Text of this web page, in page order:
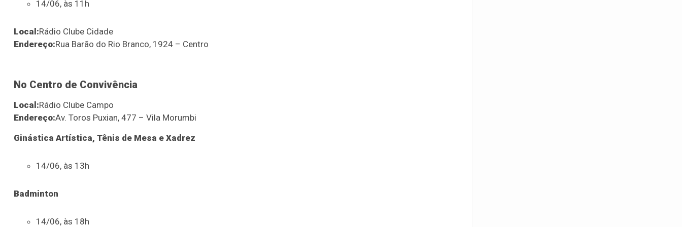
14/06, às 11h
Local:Rádio Clube Cidade
Endereço:Rua Barão do Rio Branco, 1924 – Centro
No Centro de Convivência
Local:Rádio Clube Campo
Endereço:Av. Toros Puxian, 477 – Vila Morumbi
Ginástica Artística, Tênis de Mesa e Xadrez
14/06, às 13h
Badminton
14/06, às 18h